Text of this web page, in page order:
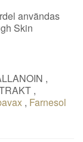
användas
Skin
,
,
, Farnesol